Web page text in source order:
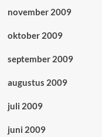
november 2009
oktober 2009
september 2009
augustus 2009
juli 2009
juni 2009